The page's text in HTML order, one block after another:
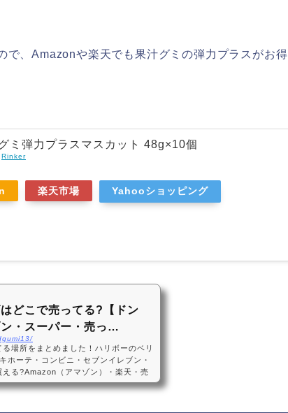
で、Amazonや楽天でも果汁グミの弾力プラスがお得
ミ弾力プラスマスカット 48g×10個
Rinker
楽天市場 Yahooショッピング
どこで売ってる?【ドン
・スーパー・売っ…
場所をまとめました！ハリボーのベリ
ホーテ・コンビニ・セブンイレブン・
る?Amazon（アマゾン）・楽天・売
ズベリーハリボーのベリーズは、一部